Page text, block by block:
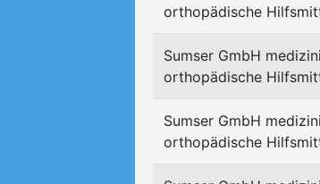
orthopädische
Sumser GmbH
orthopädische
Sumser GmbH
orthopädische